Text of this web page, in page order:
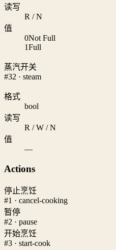
读写
R / N
值
0Not Full
1Full
蒸汽开关
#32 · steam
格式
bool
读写
R / W / N
值
—
Actions
停止烹饪
#1 · cancel-cooking
暂停
#2 · pause
开始烹饪
#3 · start-cook